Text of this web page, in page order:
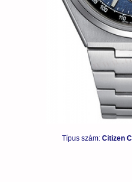
Típus szám: Citizen